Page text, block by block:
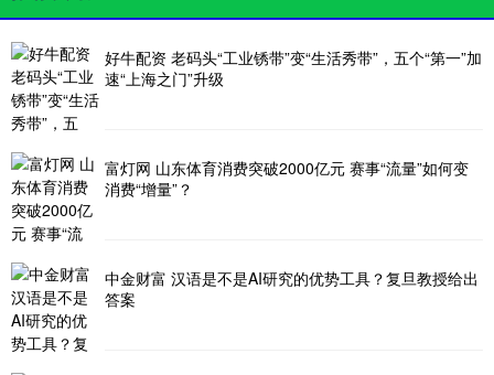
好牛配资 老码头“工业锈带”变“生活秀带”，五个“第一”加
速“上海之门”升级
富灯网 山东体育消费突破2000亿元 赛事“流量”如何变
消费“增量”？
中金财富 汉语是不是AI研究的优势工具？复旦教授给出
答案